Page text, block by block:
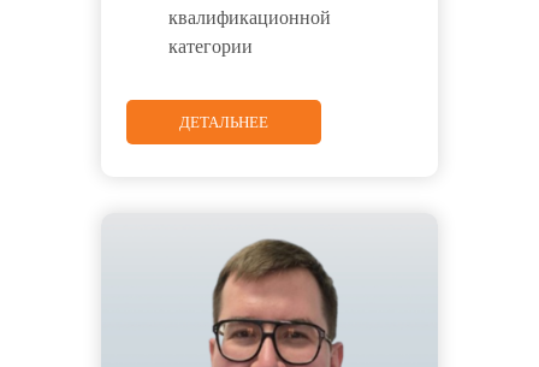
квалификационной
категории
ДЕТАЛЬНЕЕ